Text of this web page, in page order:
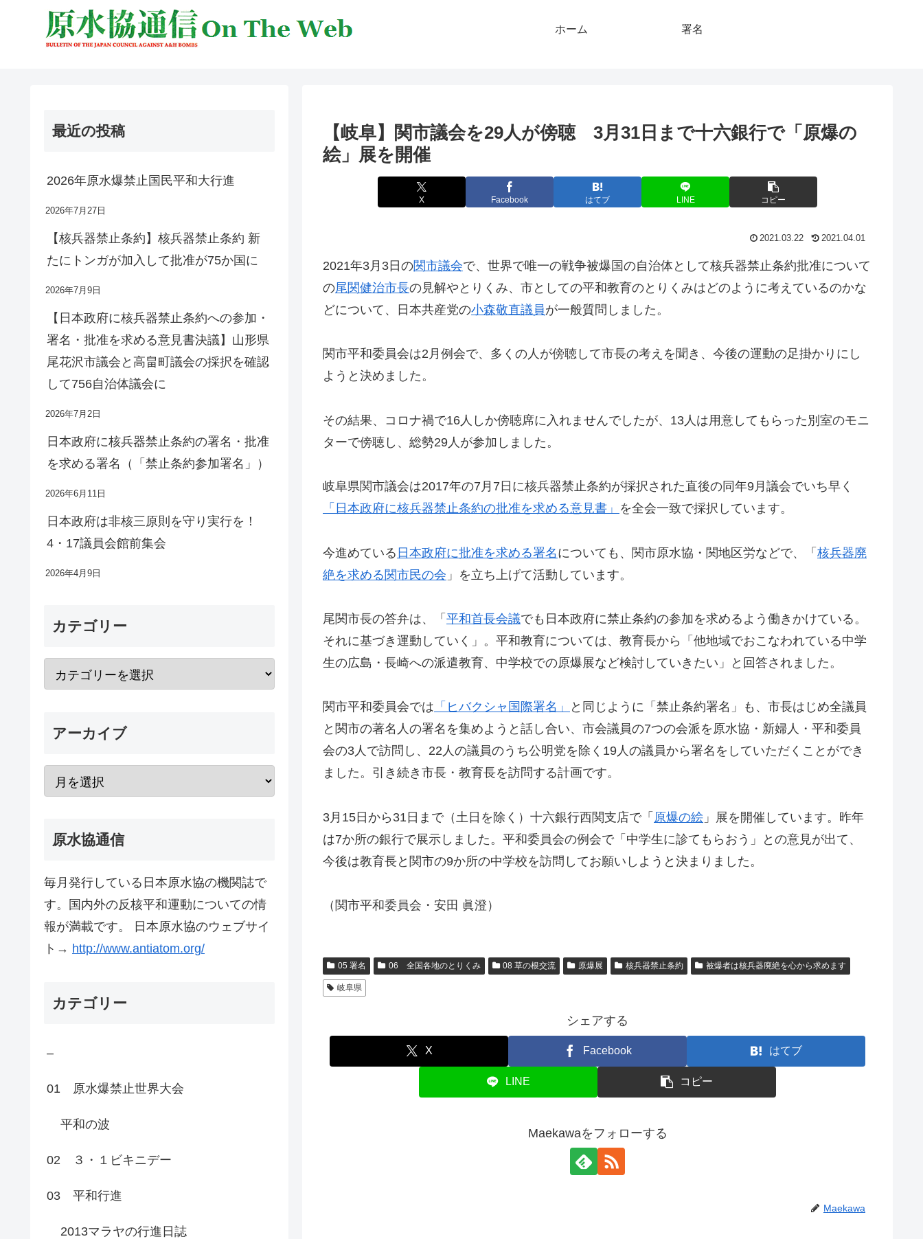
ホーム 署名
【岐阜】関市議会を29人が傍聴 3月31日まで十六銀行で「原爆の
絵」展を開催
X Facebook はてブ LINE コピー
2021.03.22 2021.04.01
2021年3月3日の関市議会で、世界で唯一の戦争被爆国の自治体として核兵器禁止条約批准について
の尾関健治市長の見解やとりくみ、市としての平和教育のとりくみはどのように考えているのかな
どについて、日本共産党の小森敬直議員が一般質問しました。
関市平和委員会は2月例会で、多くの人が傍聴して市長の考えを聞き、今後の運動の足掛かりにし
ようと決めました。
その結果、コロナ禍で16人しか傍聴席に入れませんでしたが、13人は用意してもらった別室のモニ
ターで傍聴し、総勢29人が参加しました。
岐阜県関市議会は2017年の7月7日に核兵器禁止条約が採択された直後の同年9月議会でいち早く
「日本政府に核兵器禁止条約の批准を求める意見書」 を全会一致で採択しています。
今進めている 日本政府に批准を求める署名 についても、関市原水協・関地区労などで、「 核兵器廃
絶を求める関市民の会 」を立ち上げて活動しています。
尾関市長の答弁は、「 平和首長会議でも日本政府に禁止条約の参加を求めるよう働きかけている。
それに基づき運動していく」。平和教育については、教育長から「他地域でおこなわれている中学
生の広島・長崎への派遣教育、中学校での原爆展など検討していきたい」と回答されました。
関市平和委員会では 「ヒバクシャ国際署名」
と同じように「禁止条約署名」も、市長はじめ全議員
と関市の著名人の署名を集めようと話し合い、市会議員の7つの会派を原水協・新婦人・平和委員
会の3人で訪問し、22人の議員のうち公明党を除く19人の議員から署名をしていただくことができ
ました。引き続き市長・教育長を訪問する計画です。
3月15日から31日まで（土日を除く）十六銀行西関支店で「 原爆の絵 」展を開催しています。昨年
は7か所の銀行で展示しました。平和委員会の例会で「中学生に診てもらおう」との意見が出て、
今後は教育長と関市の9か所の中学校を訪問してお願いしようと決まりました。
（関市平和委員会・安田 眞澄）
05 署名 06 全国各地のとりくみ 08 草の根交流 原爆展 核兵器禁止条約 被爆者は核兵器廃絶を心から求めます
岐阜県
シェアする
X Facebook はてブ
LINE コピー
Maekawaをフォローする
Maekawa
最近の投稿
2026年原水爆禁止国民平和大行進
2026年7月27日
【核兵器禁止条約】核兵器禁止条約 新
たにトンガが加入して批准が75か国に
2026年7月9日
【日本政府に核兵器禁止条約への参加・
署名・批准を求める意見書決議】山形県
尾花沢市議会と高畠町議会の採択を確認
して756自治体議会に
2026年7月2日
日本政府に核兵器禁止条約の署名・批准
を求める署名（「禁止条約参加署名」）
2026年6月11日
日本政府は非核三原則を守り実行を！
4・17議員会館前集会
2026年4月9日
カテゴリー
アーカイブ
原水協通信
毎月発行している日本原水協の機関誌で
す。国内外の反核平和運動についての情
報が満載です。 日本原水協のウェブサイ
ト→ http://www.antiatom.org/
カテゴリー
–
01 原水爆禁止世界大会
平和の波
02 ３・１ビキニデー
03 平和行進
2013マラヤの行進日誌